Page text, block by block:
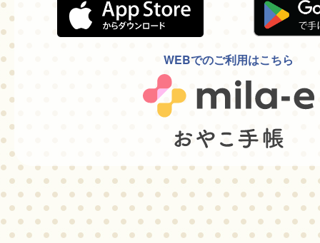
WEBでのご利用はこちら